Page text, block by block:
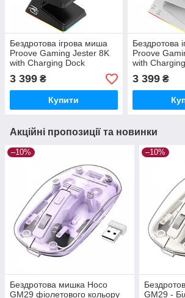
Бездротова ігрова миша
Proove Gaming Jester 8K
with Charging Dock
black/purple
3 399 ₴
Купити
Бездротова
Proove
with
white/purple
3 399₴
Акційні пропозиції та новинки
–10%
Бездротова мишка Hoco
GM29 фіолетового кольору
–10%
GM29 -